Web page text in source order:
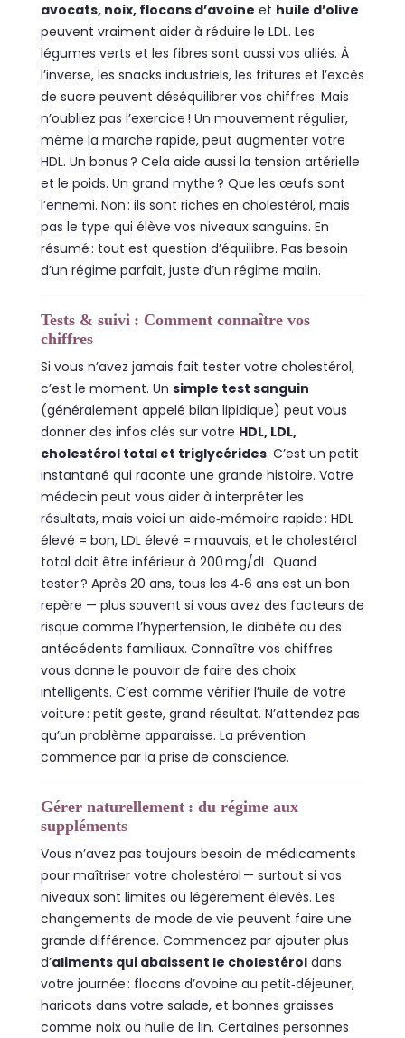
avocats, noix, flocons d’avoine et huile d’olive
peuvent vraiment aider à réduire le LDL. Les
légumes verts et les fibres sont aussi vos alliés. À
l’inverse, les snacks industriels, les fritures et l’excès
de sucre peuvent déséquilibrer vos chiffres. Mais
n’oubliez pas l’exercice ! Un mouvement régulier,
même la marche rapide, peut augmenter votre
HDL. Un bonus ? Cela aide aussi la tension artérielle
et le poids. Un grand mythe ? Que les œufs sont
l’ennemi. Non : ils sont riches en cholestérol, mais
pas le type qui élève vos niveaux sanguins. En
résumé : tout est question d’équilibre. Pas besoin
d’un régime parfait, juste d’un régime malin.
Tests & suivi : Comment connaître vos
chiffres
Si vous n’avez jamais fait tester votre cholestérol,
c’est le moment. Un simple test sanguin
(généralement appelé bilan lipidique) peut vous
donner des infos clés sur votre HDL, LDL,
cholestérol total et triglycérides. C’est un petit
instantané qui raconte une grande histoire. Votre
médecin peut vous aider à interpréter les
résultats, mais voici un aide‑mémoire rapide : HDL
élevé = bon, LDL élevé = mauvais, et le cholestérol
total doit être inférieur à 200 mg/dL. Quand
tester ? Après 20 ans, tous les 4‑6 ans est un bon
repère — plus souvent si vous avez des facteurs de
risque comme l’hypertension, le diabète ou des
antécédents familiaux. Connaître vos chiffres
vous donne le pouvoir de faire des choix
intelligents. C’est comme vérifier l’huile de votre
voiture : petit geste, grand résultat. N’attendez pas
qu’un problème apparaisse. La prévention
commence par la prise de conscience.
Gérer naturellement : du régime aux
suppléments
Vous n’avez pas toujours besoin de médicaments
pour maîtriser votre cholestérol — surtout si vos
niveaux sont limites ou légèrement élevés. Les
changements de mode de vie peuvent faire une
grande différence. Commencez par ajouter plus
d’aliments qui abaissent le cholestérol dans
votre journée : flocons d’avoine au petit‑déjeuner,
haricots dans votre salade, et bonnes graisses
comme noix ou huile de lin. Certaines personnes